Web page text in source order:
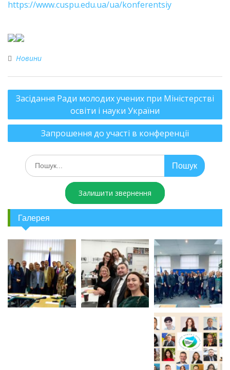
https://www.cuspu.edu.ua/ua/konferentsiy
Новини
Засідання Ради молодих учених при Міністерстві
освіти і науки України
Запрошення до участі в конференції
Залишити звернення
Галерея